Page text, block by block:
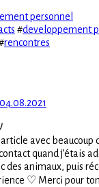
personnel
#developpement
rencontres
04.08.2021
avec beaucoup
quand j’étais
des animaux, puis
♡︎ Merci pour